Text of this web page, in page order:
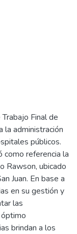
Final de
la administración
públicos.
referencia la
Rawson, ubicado
Juan. En base a
en su gestión y
las
óptimo
brindan a los